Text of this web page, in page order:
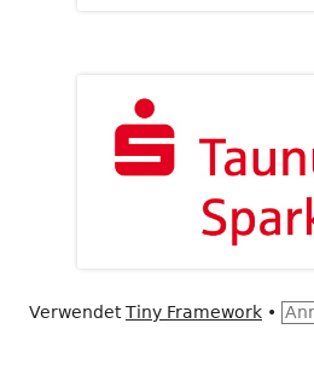
VerwendetTiny Framework •